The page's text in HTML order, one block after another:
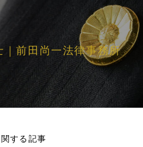
｜前田尚一法律事務所
する記事